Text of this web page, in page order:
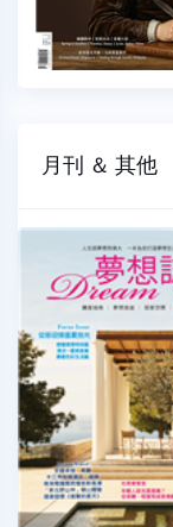
月刊 ＆ 其他